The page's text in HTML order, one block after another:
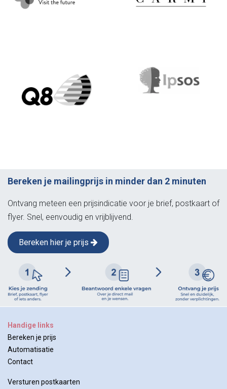
Bereken je mailingprijs in minder dan 2 minuten
Ontvang meteen een prijsindicatie voor je brief, postkaart of
flyer. Snel, eenvoudig en vrijblijvend.
Bereken hier je prijs
Handige links
Bereken je prijs
Automatisatie
Contact
Versturen postkaarten